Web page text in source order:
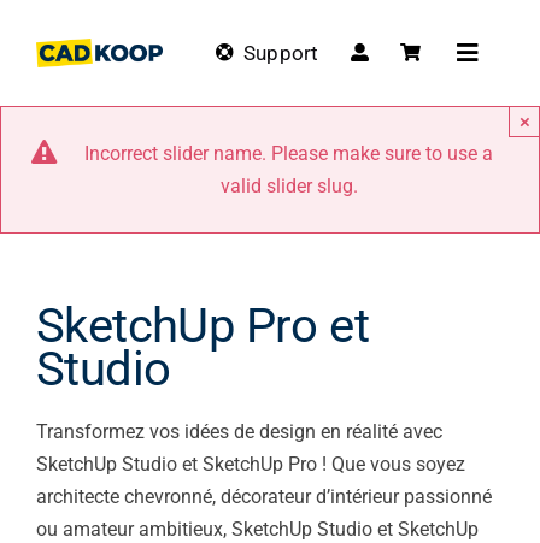
Support
Toggle
Incorrect slider name. Please make sure to use a
valid slider slug.
×
SketchUp Pro et
Studio
Transformez vos idées de design en réalité avec
SketchUp Studio et SketchUp Pro ! Que vous soyez
architecte chevronné, décorateur d’intérieur passionné
ou amateur ambitieux, SketchUp Studio et SketchUp